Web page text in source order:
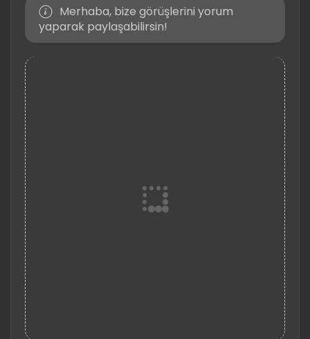
Merhaba, bize görüşlerini yorum
yaparak paylaşabilirsin!